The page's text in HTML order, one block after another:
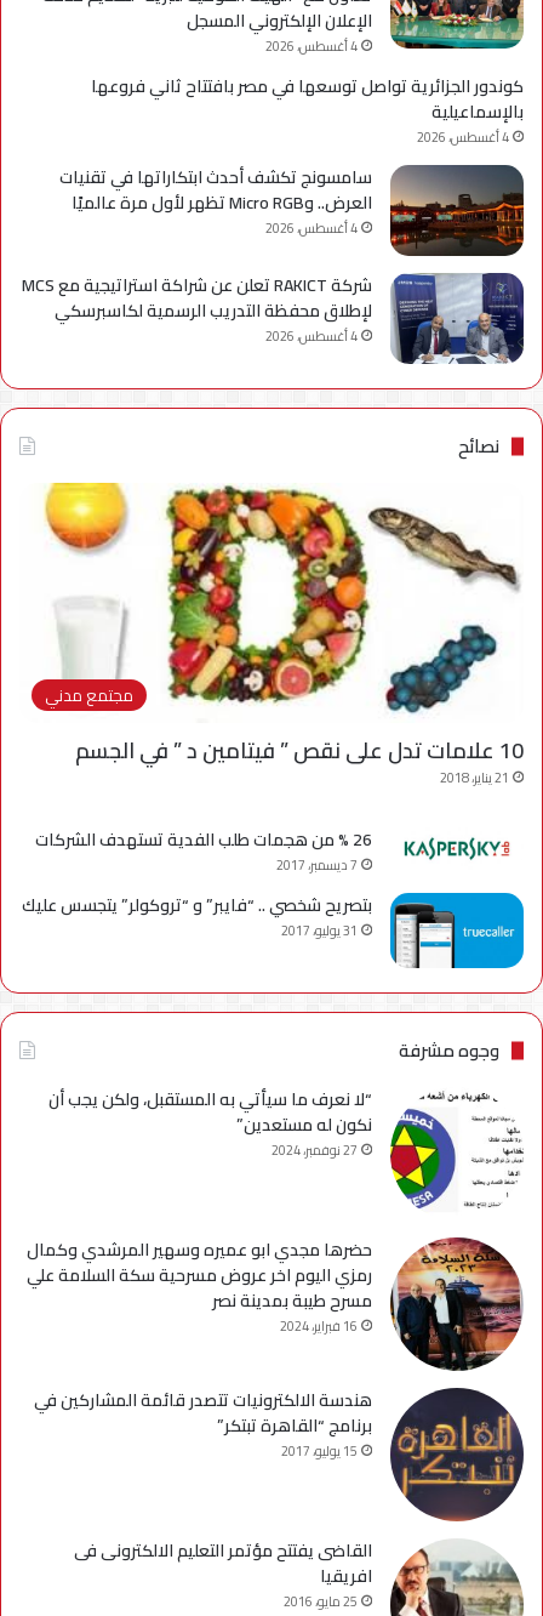
الإعلان الإلكتروني المسجل
4 أغسطس، 2026
كوندور الجزائرية تواصل توسعها في مصر بافتتاح ثاني فروعها
بالإسماعيلية
4 أغسطس، 2026
سامسونج تكشف أحدث ابتكاراتها في تقنيات
العرض.. وMicro RGB تظهر لأول مرة عالميًا
4 أغسطس، 2026
شركة RAKICT تعلن عن شراكة استراتيجية مع MCS
لإطلاق محفظة التدريب الرسمية لكاسبرسكي
4 أغسطس، 2026
نصائح
مجتمع مدني
10 علامات تدل على نقص ” فيتامين د ” في الجسم
21 يناير، 2018
26 % من هجمات طلب الفدية تستهدف الشركات
7 ديسمبر، 2017
بتصريح شخصي .. “فايبر” و “تروكولر” يتجسس عليك
31 يوليو، 2017
وجوه مشرفة
“لا نعرف ما سيأتي به المستقبل، ولكن يجب أن
نكون له مستعدين”
27 نوفمبر، 2024
حضرها مجدي ابو عميره وسهير المرشدي وكمال
رمزي اليوم اخر عروض مسرحية سكة السلامة علي
مسرح طيبة بمدينة نصر
16 فبراير، 2024
هندسة الالكترونيات تتصدر قائمة المشاركين في
برنامج “القاهرة تبتكر”
15 يوليو، 2017
القاضى يفتتح مؤتمر التعليم الالكترونى فى
افريقيا
25 مايو، 2016